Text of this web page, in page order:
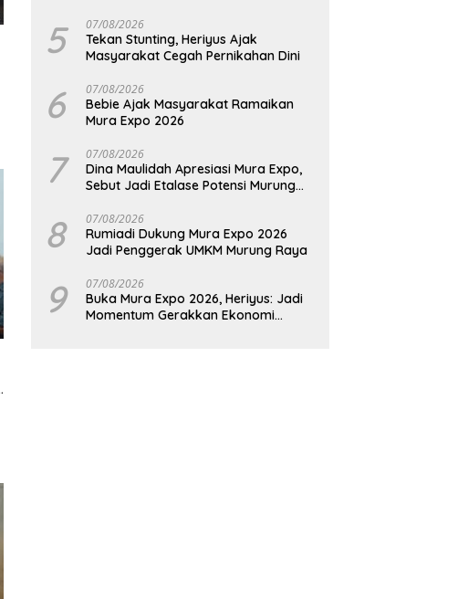
5 07/08/2026
Tekan Stunting, Heriyus Ajak
Masyarakat Cegah Pernikahan Dini
6 07/08/2026
Bebie Ajak Masyarakat Ramaikan
Mura Expo 2026
7 07/08/2026
Dina Maulidah Apresiasi Mura Expo,
Sebut Jadi Etalase Potensi Murung
8 07/08/2026
Rumiadi Dukung Mura Expo 2026
Jadi Penggerak UMKM Murung Raya
9 07/08/2026
Buka Mura Expo 2026, Heriyus: Jadi
Momentum Gerakkan Ekonomi